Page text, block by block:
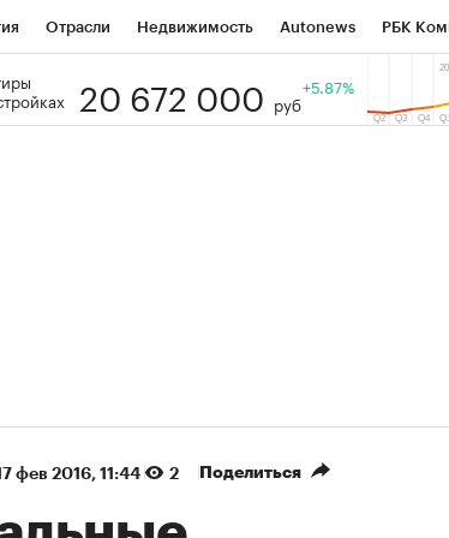
Отрасли Недвижимость Autonews РБК
Тренды
20 672 000 руб
+5.87%
фев 2016, 11:44 2 Поделиться